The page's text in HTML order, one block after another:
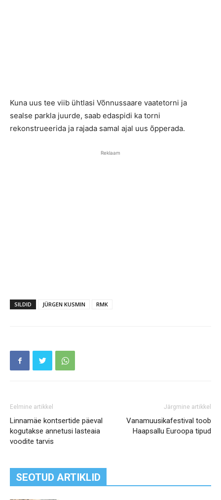
Kuna uus tee viib ühtlasi Võnnussaare vaatetorni ja
sealse parkla juurde, saab edaspidi ka torni
rekonstrueerida ja rajada samal ajal uus õpperada.
Reklaam
SILDID JÜRGEN KUSMIN RMK
Eelmine artikkel
Linnamäe kontsertide päeval
kogutakse annetusi lasteaia
voodite tarvis
Järgmine artikkel
Vanamuusikafestival toob
Haapsallu Euroopa tipud
SEOTUD ARTIKLID